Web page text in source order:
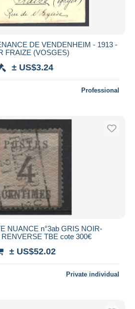
DE VENDENHEIM - 1913 -
FRAIZE (VOSGES)
± US$3.24
Professional
NUANCE n°3ab GRIS NOIR-
TBE cote 300€
± US$52.02
Private individual